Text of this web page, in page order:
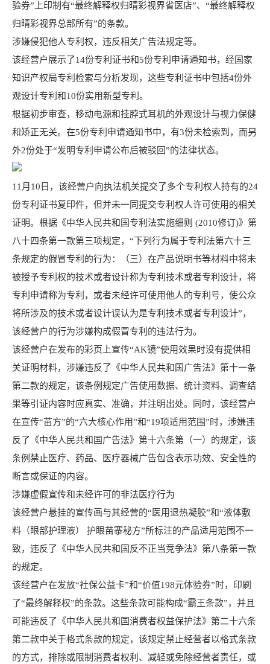
验券”上印制有“最终解释权归晴彩视界省医店”、“最终解释权
归晴彩视界总部所有”的条款。
涉嫌侵犯他人专利权，违反相关广告法规定等。
该经营户展示了14份专利证书和5份专利申请通知书，经国家
知识产权局专利检索与分析发现，这些专利证书中包括4份外
观设计专利和10份实用新型专利。
根据初步审查，移动电源和挂脖式耳机的外观设计与视力保健
和矫正无关。在5份专利申请通知书中，有3份未检索到，而另
外2份处于“发明专利申请公布后被驳回”的法律状态。
11月10日，该经营户向执法机关提交了多个专利权人持有的24
份专利证书复印件，但并未一同提交专利权人许可使用的相关
证明。根据《中华人民共和国专利法实施细则 (2010修订)》第
八十四条第一款第三项规定，“下列行为属于专利法第六十三
条规定的假冒专利的行为：（三）在产品说明书等材料中将未
被授予专利权的技术或者设计称为专利技术或者专利设计，将
专利申请称为专利，或者未经许可使用他人的专利号，使公众
将所涉及的技术或者设计误认为是专利技术或者专利设计”，
该经营户的行为涉嫌构成假冒专利的违法行为。
该经营户在发布的彩页上宣传“AK镜”使用效果时没有提供相
关证明材料，涉嫌违反了《中华人民共和国广告法》第十一条
第二款的规定，该条例规定广告使用数据、统计资料、调查结
果等引证内容时应真实、准确，并注明出处。同时，该经营户
在宣传“苗方”的“六大核心作用”和“19项适用范围”时，涉嫌违
反了《中华人民共和国广告法》第十六条第（一）的规定，该
条例禁止医疗、药品、医疗器械广告包含表示功效、安全性的
断言或保证的内容。
涉嫌虚假宣传和未经许可的非法医疗行为
该经营户悬挂的宣传画与其经营的“医用退热凝胶”和“液体敷
料（眼部护理液） 护眼苗寨秘方”所标注的产品适用范围不一
致，违反了《中华人民共和国反不正当竞争法》第八条第一款
的规定。
该经营户在发放“社保公益卡”和“价值198元体验券”时，印刷
了“最终解释权”的条款。这些条款可能构成“霸王条款”，并且
可能违反了《中华人民共和国消费者权益保护法》第二十六条
第二款中关于格式条款的规定，该规定禁止经营者以格式条款
的方式，排除或限制消费者权利、减轻或免除经营者责任，或